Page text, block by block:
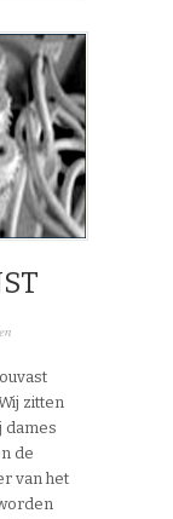
zitten
dames
de
van het